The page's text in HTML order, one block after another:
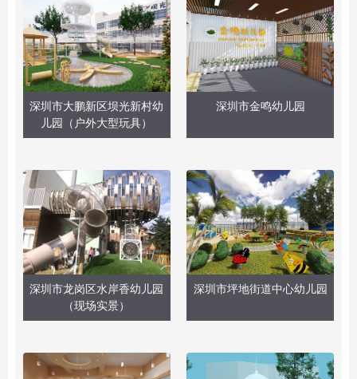
深圳市大鹏新区坝光新村幼
儿园（户外大型玩具）
深圳市金鸣幼儿园
深圳市龙岗区水岸香幼儿园
（现场实景）
深圳市坪地街道中心幼儿园